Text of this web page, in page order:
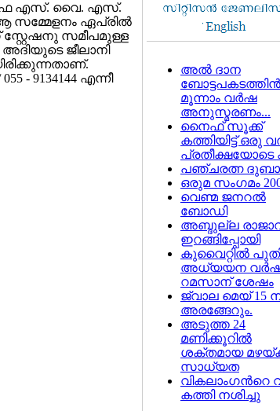
എസ്‌. വൈ. എസ്‌.
ആ സമ്മേളനം ഏപ്രില്‍
സമീപമുള്ള
ജീലാനി
- 9134144 എന്നീ
അല്‍ ദാന
മൂന്നാം വര്‍ഷ
അനുസ്മരണം...
നൈഫ് സൂക്ക്
കത്തിയിട്ട് ഒരു
പ്രതീക്ഷയോടെ
പഞ്ചരത്ന
ഒരുമ സംഗമം
വെണ്മ ജനറല്‍
ബോഡി
അബ്ദുല്ല
ഇറങ്ങിപ്പോയി
കുവൈറ്റില്‍
അധ്യയന
റമസാന് ശേഷം
ജ്വാല മെയ് 15
അരങ്ങേറും.
അടുത്ത 24
മണിക്കൂറില്‍
ശക്തമായ
സാധ്യത
വികലാംഗന്‍റെ
കത്തി നശിച്ചു